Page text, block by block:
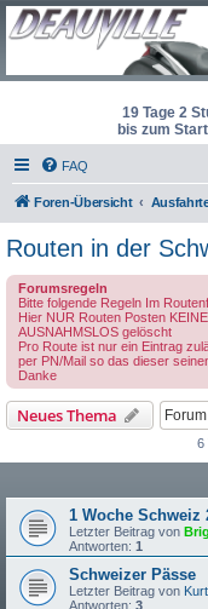
19 Tage 2
bis zum
FAQ
Foren-Übersicht
Routen in der
Forumsregeln
Bitte folgende Regeln Im
Hier NUR Routen Posten
AUSNAHMSLOS gelöscht
Pro Route ist nur ein Eintrag
per PN/Mail so das dieser
Danke
Neues Thema
6
1 Woche Schweiz
Letzter Beitrag von
Antworten: 1
Schweizer Pässe
Letzter Beitrag von Kurt
Antworten: 3